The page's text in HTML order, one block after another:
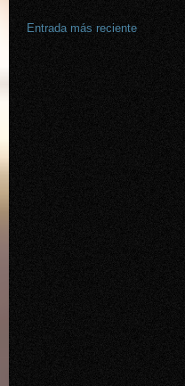
Entrada más reciente